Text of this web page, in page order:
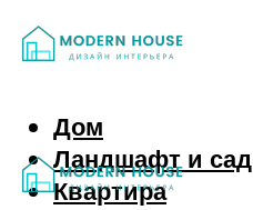
Дом
Ландшафт и сад
Квартира